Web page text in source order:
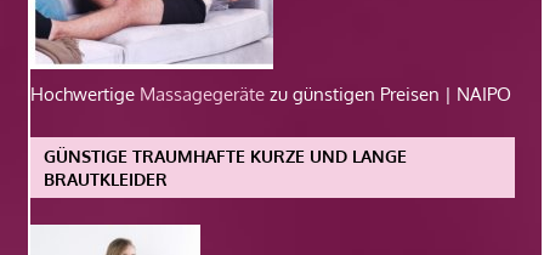
Hochwertige Massagegeräte zu günstigen Preisen | NAIPO
GÜNSTIGE TRAUMHAFTE KURZE UND LANGE
BRAUTKLEIDER